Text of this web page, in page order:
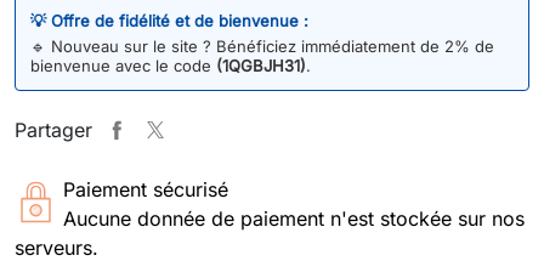
💡 Offre de fidélité et de bienvenue :
🔹 Nouveau sur le site ? Bénéficiez immédiatement de 2% de
bienvenue avec le code (1QGBJH31).
Partager
Paiement sécurisé
Aucune donnée de paiement n'est stockée sur nos
serveurs.